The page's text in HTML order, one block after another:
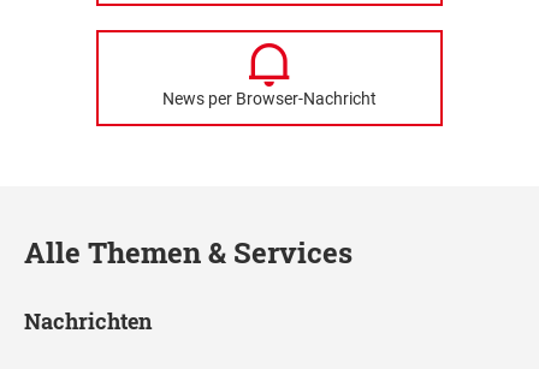
News per Browser-Nachricht
Alle Themen & Services
Nachrichten